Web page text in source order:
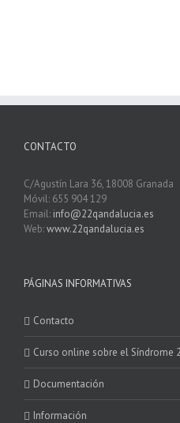
CONTACTO
C/Agustín Lara 36, 18008 Granada
Móvil: 655 904 129
Email: info@22qandalucia.es
Web:www.22qandalucia.es
PÁGINAS INFORMATIVAS
Contacto
Curso online sobre el Síndrome
Documentación
Información